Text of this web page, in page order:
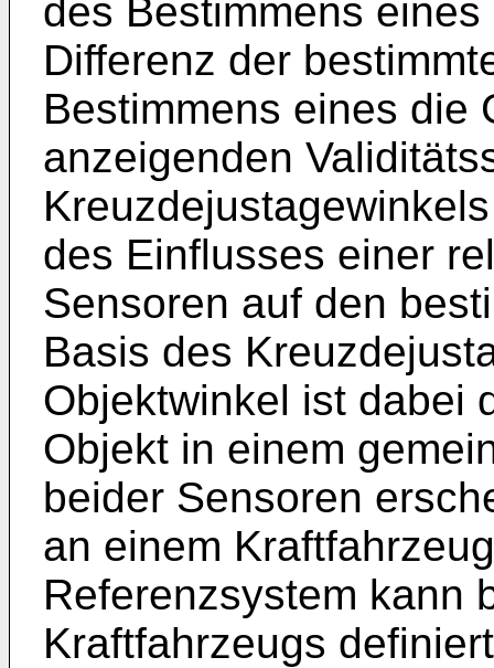
des Bestimmens
Differenz der
Bestimmens eines die
anzeigenden
des Einflusses einer
Sensoren auf den
Basis des
Objektwinkel ist dabei
Objekt in einem
beider Sensoren
an einem
Referenzsystem kann
Kraftfahrzeugs